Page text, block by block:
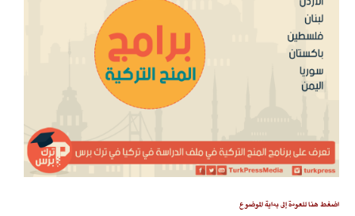
اضغط هنا للعودة إلى بداية الموضوع